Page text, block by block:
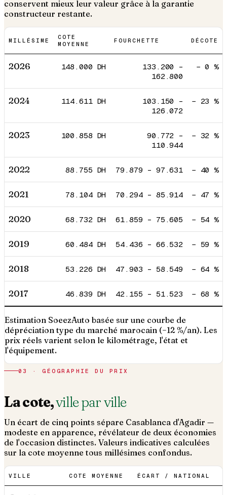
conservent mieux leur valeur grâce à la garantie
constructeur restante.
MILLÉSIME
COTE
MOYENNE
FOURCHETTE DÉCOTE
2026 148.000 DH 133.200 –
162.800
−0 %
2024 114.611DH 103.150 –
126.072
− 23 %
2023 100.858 DH 90.772 –
110.944
− 32 %
2022 88.755 DH 79.879 – 97.631 − 40 %
2021 78.104DH 70.294– 85.914 − 47 %
2020 68.732 DH 61.859 – 75.605 − 54 %
2019 60.484DH 54.436 – 66.532 − 59 %
2018 53.226 DH 47.903 – 58.549 − 64 %
2017 46.839 DH 42.155 – 51.523 − 68 %
Estimation SoeezAuto basée sur une courbe de
dépréciation type du marché marocain (−12 %/an). Les
prix réels varient selon le kilométrage, l'état et
l'équipement.
03 · GÉOGRAPHIE DU PRIX
La cote,ville par ville
Un écart de cinq points sépare Casablanca d'Agadir —
modeste en apparence, révélateur de deux économies
de l'occasion distinctes. Valeurs indicatives calculées
sur la cote moyenne tous millésimes confondus.
VILLE COTE MOYENNE ÉCART / NATIONAL